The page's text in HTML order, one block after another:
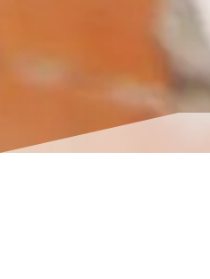
Etanchéité de terrasse 78
Yvelines